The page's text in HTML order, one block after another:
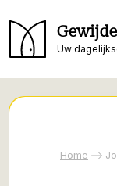
Uw
Home